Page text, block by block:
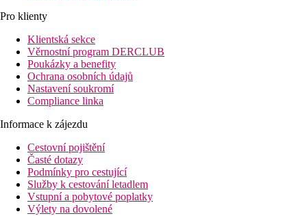
Pro klienty
Klientská sekce
Věrnostní program DERCLUB
Poukázky a benefity
Ochrana osobních údajů
Nastavení soukromí
Compliance linka
Informace k zájezdu
Cestovní pojištění
Časté dotazy
Podmínky pro cestující
Služby k cestování letadlem
Vstupní a pobytové poplatky
Výlety na dovolené